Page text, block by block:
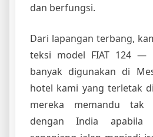
dan berfungsi.
Dari lapangan terbang,
teksi model FIAT 124 —
banyak digunakan di
hotel kami yang terletak
mereka memandu tak
dengan India apabila